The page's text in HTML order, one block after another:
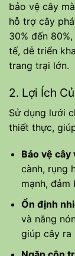
bảo vệ cây
hỗ trợ cây
30% đến
tế, dễ triển
trang trại lớn.
2. Lợi Ích
Sử dụng lưới
thiết thực,
Bảo vệ cây
cành, rụng
mạnh,
Ổn định
và nắng
giúp cây ra